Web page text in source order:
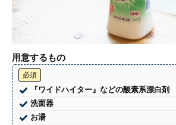
用意するもの
必須
『ワイドハイター』などの酸素系漂白剤
洗面器
お湯